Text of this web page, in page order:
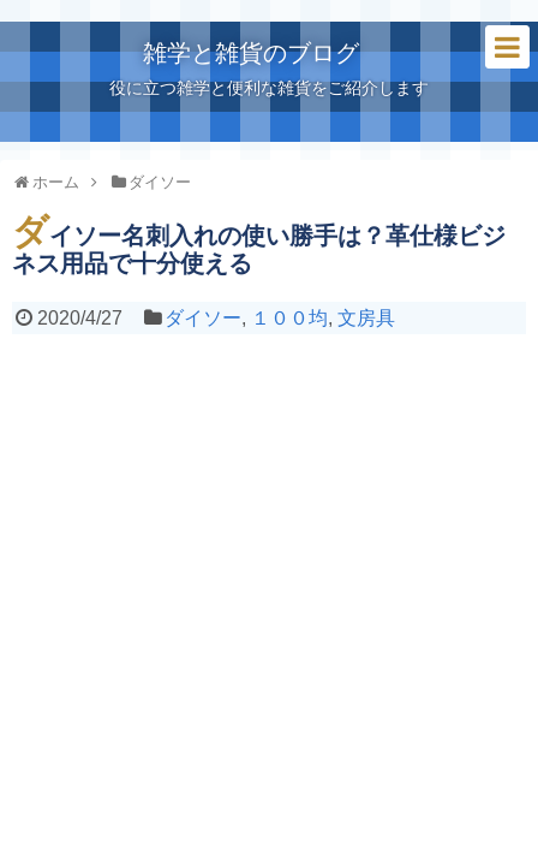
雑学と雑貨のブログ
役に立つ雑学と便利な雑貨をご紹介します
ホーム ダイソー
ダイソー名刺入れの使い勝手は？革仕様ビジ
ネス用品で十分使える
2020/4/27 ダイソー, １００均,文房具